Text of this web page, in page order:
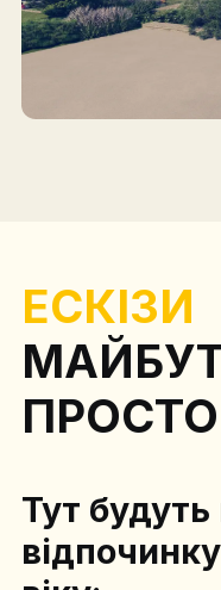
ЕСКІЗИ
Тут